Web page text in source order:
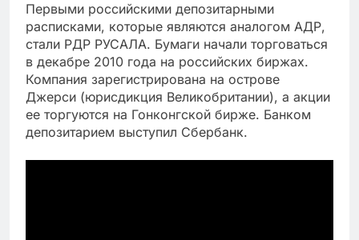
Первыми российскими депозитарными
расписками, которые являются аналогом АДР,
стали РДР РУСАЛА. Бумаги начали торговаться
в декабре 2010 года на российских биржах.
Компания зарегистрирована на острове
Джерси (юрисдикция Великобритании), а акции
ее торгуются на Гонконгской бирже. Банком
депозитарием выступил Сбербанк.